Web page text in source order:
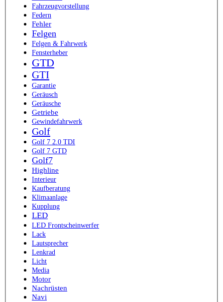
Fahrzeugvorstellung
Federn
Fehler
Felgen
Felgen & Fahrwerk
Fensterheber
GTD
GTI
Garantie
Geräusch
Geräusche
Getriebe
Gewindefahrwerk
Golf
Golf 7 2.0 TDI
Golf 7 GTD
Golf7
Highline
Interieur
Kaufberatung
Klimaanlage
Kupplung
LED
LED Frontscheinwerfer
Lack
Lautsprecher
Lenkrad
Licht
Media
Motor
Nachrüsten
Navi